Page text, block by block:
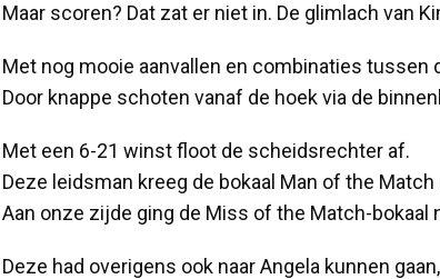
Maar scoren? Dat zat er niet in. De glimlach van
Met nog mooie aanvallen en combinaties tussen
Door knappe schoten vanaf de hoek via de
Met een 6-21 winst floot de scheidsrechter af.
Deze leidsman kreeg de bokaal Man of the
Aan onze zijde ging de Miss of the Match-
Deze had overigens ook naar Angela kunnen